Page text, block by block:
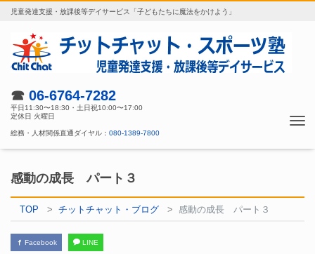
児童発達支援・放課後等デイサービス「子どもたちに魔法をかけよう」
☎ 06-6764-7282
平日11:30〜18:30・土日祝10:00〜17:00
定休日 火曜日
総務・人材関係直通ダイヤル： 080-1389-7800
感動の成長 パート３
TOP チットチャット・ブログ 感動の成長 パート３
Facebook LINE